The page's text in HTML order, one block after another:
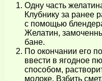
Одну часть
Клубнику за ранее
с помощью
Желатин,
бане.
По окончании его
ввести в ягодное
способом,
молоке. Взбить